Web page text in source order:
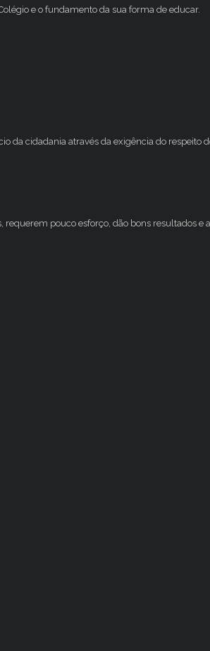
e o fundamento da sua forma de educar.
da cidadania através da exigência do respeito
pouco esforço, dão bons resultados